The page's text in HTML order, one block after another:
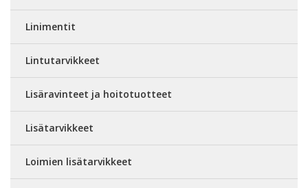
Linimentit
Lintutarvikkeet
Lisäravinteet ja hoitotuotteet
Lisätarvikkeet
Loimien lisätarvikkeet